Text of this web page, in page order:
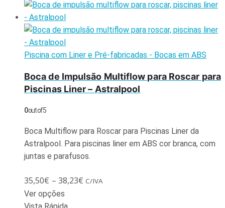
Piscina com Liner e Pré-fabricadas - Bocas em ABS
Boca de Impulsão Multiflow para Roscar para
Piscinas Liner – Astralpool
0out of 5
Boca Multiflow para Roscar para Piscinas Liner da
Astralpool. Para piscinas liner em ABS cor branca, com
juntas e parafusos.
35,50€ – 38,23€ C/IVA
Ver opções